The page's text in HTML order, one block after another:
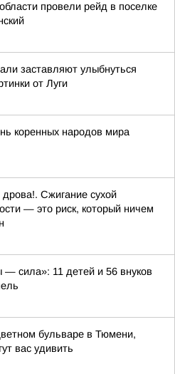
провели рейд в поселке
заставляют улыбнуться
от Луги
коренных народов мира
Сжигание сухой
— это риск, который ничем
сила»: 11 детей и 56 внуков
бульваре в Тюмени,
вас удивить